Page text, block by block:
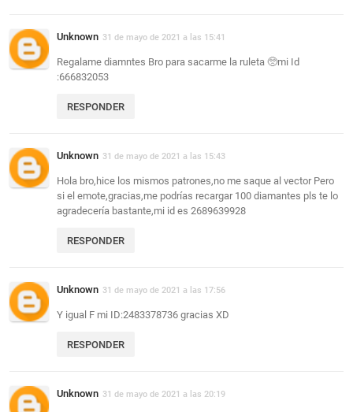
Unknown 31 de mayo de 2021 a las 15:41
Regalame diamntes Bro para sacarme la ruleta 🥺mi Id
:666832053
RESPONDER
Unknown 31 de mayo de 2021 a las 15:43
Hola bro,hice los mismos patrones,no me saque al vector Pero
si el emote,gracias,me podrías recargar 100 diamantes pls te lo
agradecería bastante,mi id es 2689639928
RESPONDER
Unknown 31 de mayo de 2021 a las 17:56
Y igual F mi ID:2483378736 gracias XD
RESPONDER
Unknown 31 de mayo de 2021 a las 20:19